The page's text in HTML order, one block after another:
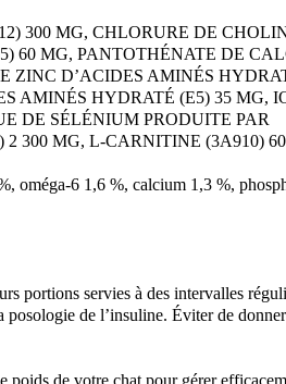
300 MG, CHLORURE DE
60 MG, PANTOTHÉNATE DE
ZINC D’ACIDES AMINÉS
AMINÉS HYDRATÉ (E5) 35 MG,
DE SÉLÉNIUM PRODUITE PAR
300 MG, L-CARNITINE (3A910)
oméga-6 1,6 %, calcium 1,3 %,
portions servies à des intervalles
posologie de l’insuline. Éviter de
de votre chat pour gérer